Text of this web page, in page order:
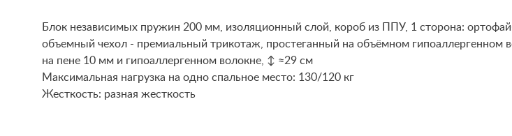
Блок независимых пружин 200 мм, изоляционный слой, короб из ППУ, 1 сторона:
объемный чехол - премиальный трикотаж, простеганный на объёмном гипоаллергенном
на пене 10 мм и гипоаллергенном волокне, ↕ ≈29 см
Maксимальная нагрузка на одно спальное место: 130/120 кг
Жесткость: разная жесткость